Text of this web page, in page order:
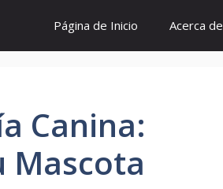
Página de Inicio Acerca de
Canina:
Mascota